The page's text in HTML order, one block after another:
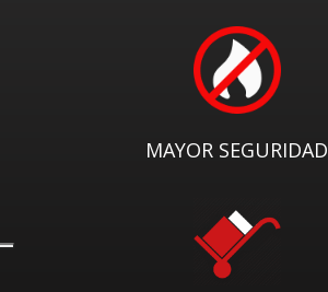
MAYOR SEGURIDAD